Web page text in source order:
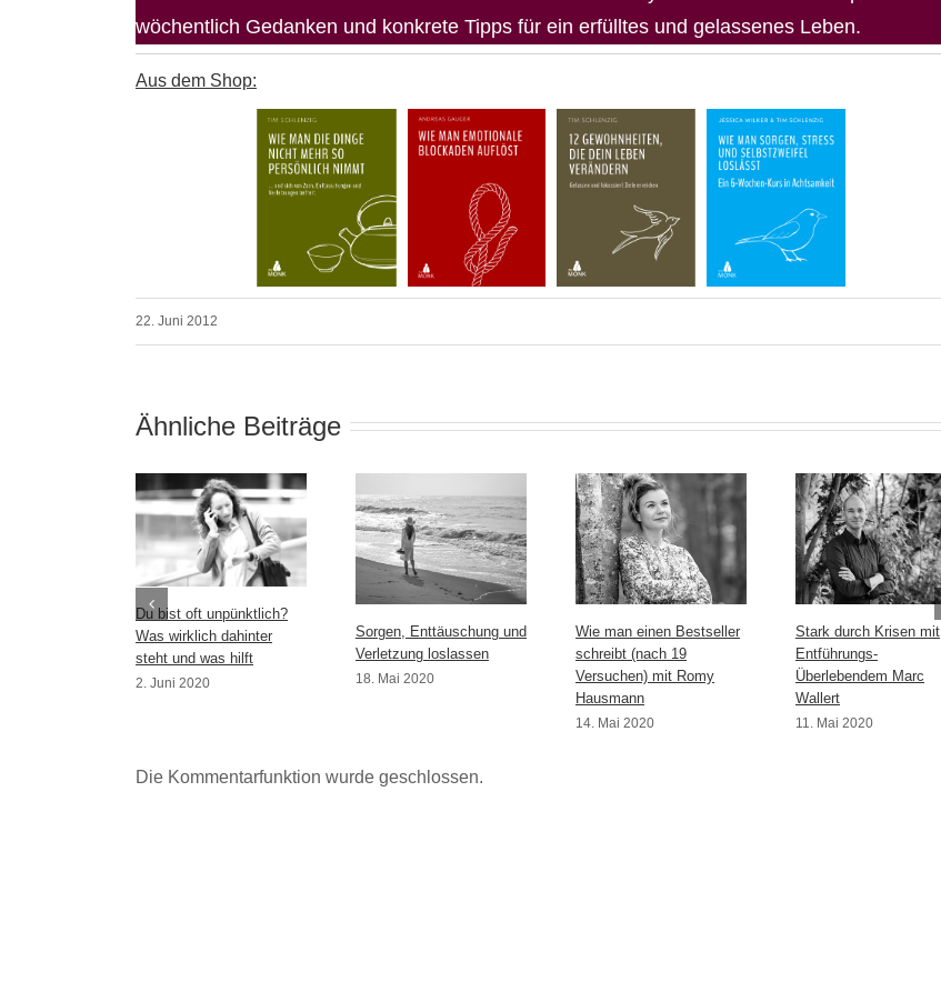
wöchentlich Gedanken und konkrete Tipps für ein erfülltes und gelassenes Leben.
Aus dem Shop:
22. Juni 2012
Ähnliche Beiträge
Du bist oft unpünktlich?
Was wirklich dahinter
steht und was hilft
2. Juni 2020
Sorgen, Enttäuschung und
Verletzung loslassen
18. Mai 2020
Wie man einen Bestseller
schreibt (nach 19
Versuchen) mit Romy
Hausmann
14. Mai 2020
Stark durch Krisen mit
Entführungs-
Überlebendem Marc
Wallert
11. Mai 2020
Die Kommentarfunktion wurde geschlossen.